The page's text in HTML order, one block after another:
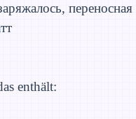
enthält: